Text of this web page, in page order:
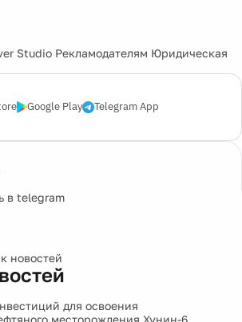
Studio Рекламодателям Юридическая
Google Play Telegram App
новостей
для освоения